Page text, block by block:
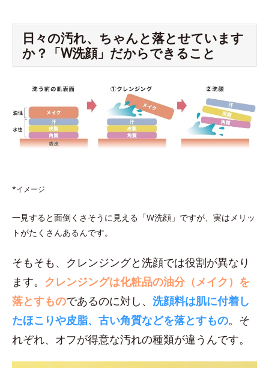
日々の汚れ、ちゃんと落とせています
か？「W洗顔」だからできること
*イメージ
一見すると面倒くさそうに見える「W洗顔」ですが、実はメリッ
トがたくさんあるんです。
そもそも、クレンジングと洗顔では役割が異なり
ます。 クレンジングは化粧品の油分（メイク）を
落とすものであるのに対し、 洗顔料は肌に付着し
たほこりや皮脂、古い角質などを落とすもの。そ
れぞれ、オフが得意な汚れの種類が違うんです。